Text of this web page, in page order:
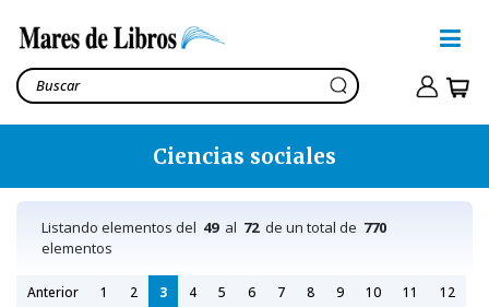
Ciencias sociales
Listando elementos del 49al 72de un total de 770
elementos
Anterior 1 2 3 4 5 6 7 8 9 10 11
12